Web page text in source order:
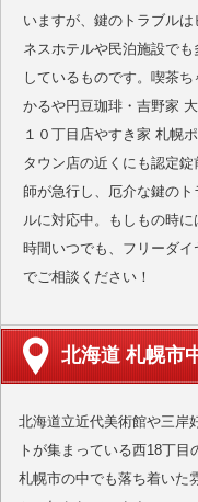
いますが、鍵のトラブルは
ネスホテルや民泊施設でも
しているものです。喫茶ち
かるや円豆珈琲・吉野家
１０丁目店やすき家 札幌
タウン店の近くにも認定錠
師が急行し、厄介な鍵のト
ルに対応中。もしもの時に
時間いつでも、フリーダイ
でご相談ください！
北海道 札幌市
北海道立近代美術館や三岸
トが集まっている西18丁目
札幌市の中でも落ち着いた